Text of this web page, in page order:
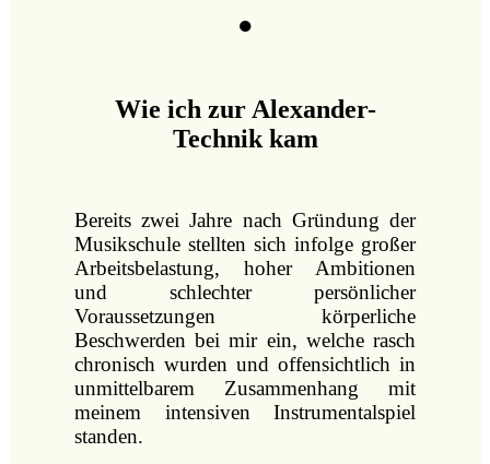
●
Wie ich zur Alexander-
Technik kam
Bereits zwei Jahre nach Gründung der
Musikschule stellten sich infolge großer
Arbeitsbelastung, hoher Ambitionen
und schlechter persönlicher
Voraussetzungen körperliche
Beschwerden bei mir ein, welche rasch
chronisch wurden und offensichtlich in
unmittelbarem Zusammenhang mit
meinem intensiven Instrumentalspiel
standen.